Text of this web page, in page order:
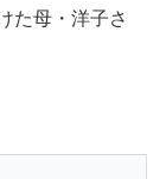
た母・洋子さ